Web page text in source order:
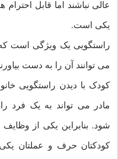
عالی نباشند اما قابل
یکی است.
راستگویی یک ویژگی است
می توانند آن را به دست
کودک با دیدن راستگویی
مادر می تواند به یک فرد
شود. بنابراین یکی از
کودکتان حرف و عملتان